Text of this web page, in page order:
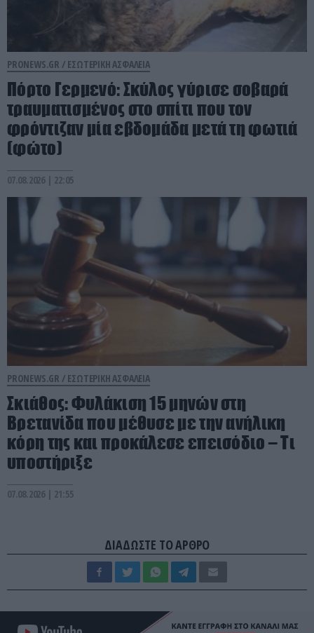
PRONEWS.GR / ΕΣΩΤΕΡΙΚΗ ΑΣΦΑΛΕΙΑ
Πόρτο Γερμενό: Σκύλος γύρισε σοβαρά
τραυματισμένος στο σπίτι που τον
φρόντιζαν μία εβδομάδα μετά τη φωτιά
(φώτο)
07.08.2026 | 22:05
PRONEWS.GR / ΕΣΩΤΕΡΙΚΗ ΑΣΦΑΛΕΙΑ
Σκιάθος: Φυλάκιση 15 μηνών στη
Βρετανίδα που μέθυσε με την ανήλικη
κόρη της και προκάλεσε επεισόδιο – Τι
υποστήριξε
07.08.2026 | 21:55
ΔΙΑΔΩΣΤΕ ΤΟ ΑΡΘΡΟ